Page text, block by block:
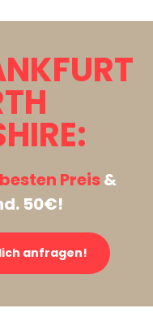
besten Preis&
50€!
anfragen!